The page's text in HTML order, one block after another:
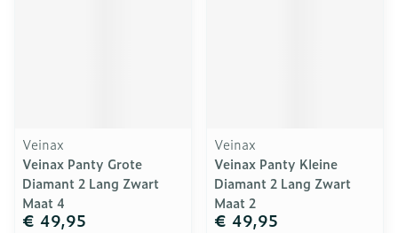
Veinax
Veinax Panty Grote
Diamant 2 Lang Zwart
Maat 4
€ 49,95
Veinax
Veinax Panty Kleine
Diamant 2 Lang Zwart
Maat 2
€ 49,95